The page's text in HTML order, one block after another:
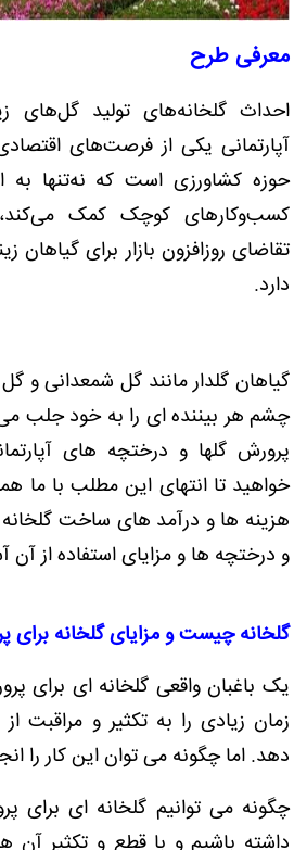
معرفی طرح
احداث گلخانه‌های تولید گل‌های
آپارتمانی یکی از فرصت‌های
حوزه کشاورزی است که نه‌تنها به
کسب‌وکارهای کوچک کمک
تقاضای روزافزون بازار برای گیاهان
دارد.
گیاهان گلدار مانند گل شمعدانی و
چشم هر بیننده ای را به خود جلب
پرورش گلها و درختچه های
خواهید تا انتهای این مطلب با ما
هزینه ها و درآمد های ساخت
و درختچه ها و مزایای استفاده از آن
گلخانه چیست و مزایای گلخانه
یک باغبان واقعی گلخانه ای برای
زمان زیادی را به تکثیر و
دهد. اما چگونه می توان این کار را
چگونه می توانیم گلخانه ای برای
داشته باشیم و با قطع و تکثیر آن